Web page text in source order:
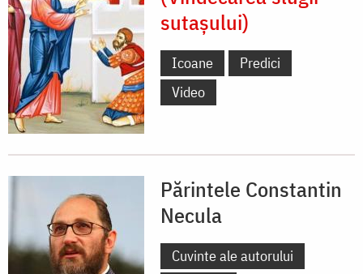
sutașului)
Icoane
Predici
Video
Părintele Constantin
Necula
Cuvinte ale autorului